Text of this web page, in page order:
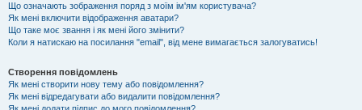
Що означають зображення поряд з моїм ім'ям користувача?
Як мені включити відображення аватари?
Що таке моє звання і як мені його змінити?
Коли я натискаю на посилання "email", від мене вимагається залогуватись!
Створення повідомлень
Як мені створити нову тему або повідомлення?
Як мені відредагувати або видалити повідомлення?